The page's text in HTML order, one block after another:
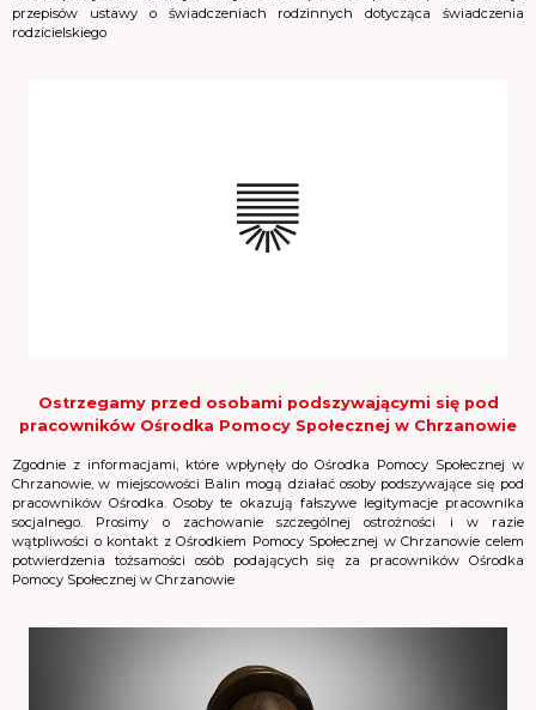
przepisów ustawy o świadczeniach rodzinnych dotycząca świadczenia
rodzicielskiego
Ostrzegamy przed osobami podszywającymi się pod
pracowników Ośrodka Pomocy Społecznej w Chrzanowie
Zgodnie z informacjami, które wpłynęły do Ośrodka Pomocy Społecznej w
Chrzanowie, w miejscowości Balin mogą działać osoby podszywające się pod
pracowników Ośrodka. Osoby te okazują fałszywe legitymacje pracownika
socjalnego. Prosimy o zachowanie szczególnej ostrożności i w razie
wątpliwości o kontakt z Ośrodkiem Pomocy Społecznej w Chrzanowie celem
potwierdzenia tożsamości osób podających się za pracowników Ośrodka
Pomocy Społecznej w Chrzanowie